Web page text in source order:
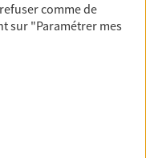
Un contrat
matériels pro,
votre
comme de
sur "Paramétrer mes